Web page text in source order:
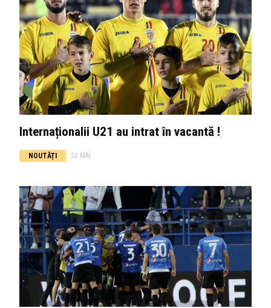
Internaționalii U21 au intrat în vacantă !
NOUTĂȚI 22 MAI